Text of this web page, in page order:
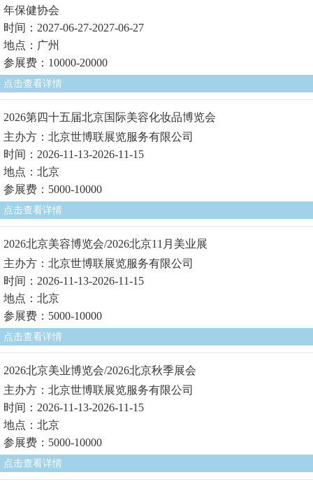
年保健协会
时间：2027-06-27-2027-06-27
地点：广州
参展费：10000-20000
点击查看详情
2026第四十五届北京国际美容化妆品博览会
主办方：北京世博联展览服务有限公司
时间：2026-11-13-2026-11-15
地点：北京
参展费：5000-10000
点击查看详情
2026北京美容博览会/2026北京11月美业展
主办方：北京世博联展览服务有限公司
时间：2026-11-13-2026-11-15
地点：北京
参展费：5000-10000
点击查看详情
2026北京美业博览会/2026北京秋季展会
主办方：北京世博联展览服务有限公司
时间：2026-11-13-2026-11-15
地点：北京
参展费：5000-10000
点击查看详情